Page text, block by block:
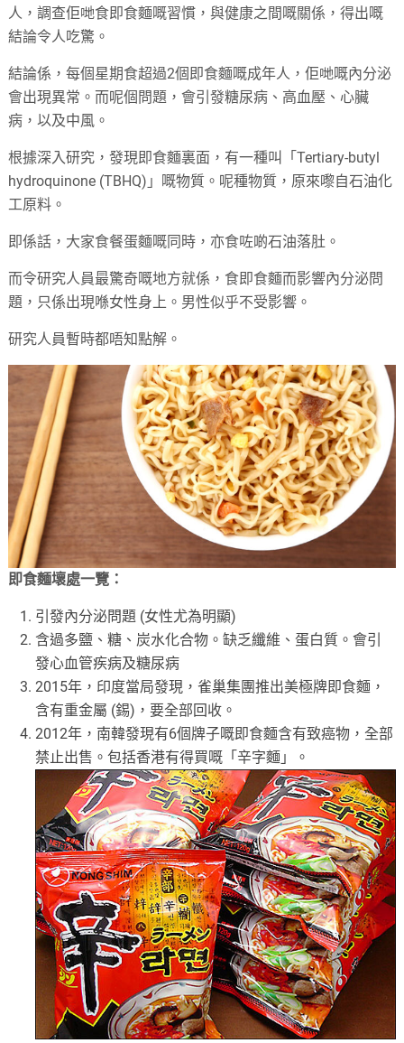
人，調查佢哋食即食麵嘅習慣，與健康之間嘅關係，得出嘅
結論令人吃驚。
結論係，每個星期食超過2個即食麵嘅成年人，佢哋嘅內分泌
會出現異常。而呢個問題，會引發糖尿病、高血壓、心臟
病，以及中風。
根據深入研究，發現即食麵裏面，有一種叫「Tertiary-butyl
hydroquinone (TBHQ)」嘅物質。呢種物質，原來嚟自石油化
工原料。
即係話，大家食餐蛋麵嘅同時，亦食咗啲石油落肚。
而令研究人員最驚奇嘅地方就係，食即食麵而影響內分泌問
題，只係出現喺女性身上。男性似乎不受影響。
研究人員暫時都唔知點解。
即食麵壞處一覽：
引發內分泌問題 (女性尤為明顯)
含過多鹽、糖、炭水化合物。缺乏纖維、蛋白質。會引
發心血管疾病及糖尿病
2015年，印度當局發現，雀巢集團推出美極牌即食麵，
含有重金屬 (錫)，要全部回收。
2012年，南韓發現有6個牌子嘅即食麵含有致癌物，全部
禁止出售。包括香港有得買嘅「辛字麵」。